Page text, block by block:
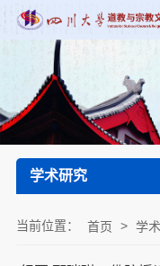
学术研究
当前位置： 首页 > 学